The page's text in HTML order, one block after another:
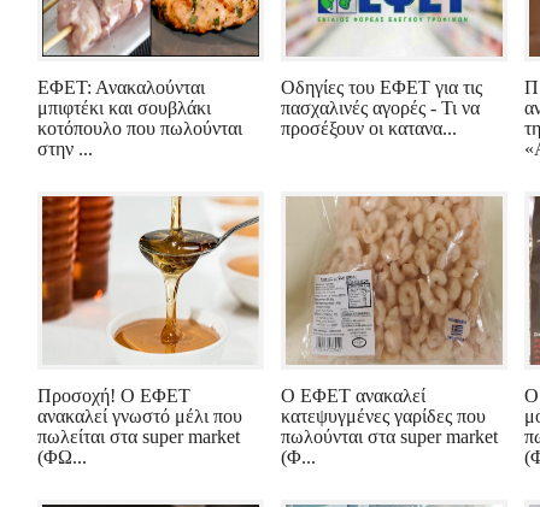
ΕΦΕΤ: Ανακαλούνται
μπιφτέκι και σουβλάκι
κοτόπουλο που πωλούνται
στην ...
Οδηγίες του ΕΦΕΤ για τις
πασχαλινές αγορές - Τι να
προσέξουν οι κατανα...
Προσοχή! Ο ΕΦΕΤ
ανακαλεί γνωστό μέλι που
πωλείται στα super market
(ΦΩ...
Ο ΕΦΕΤ ανακαλεί
κατεψυγμένες γαρίδες που
πωλούνται στα super market
(Φ...
Ο